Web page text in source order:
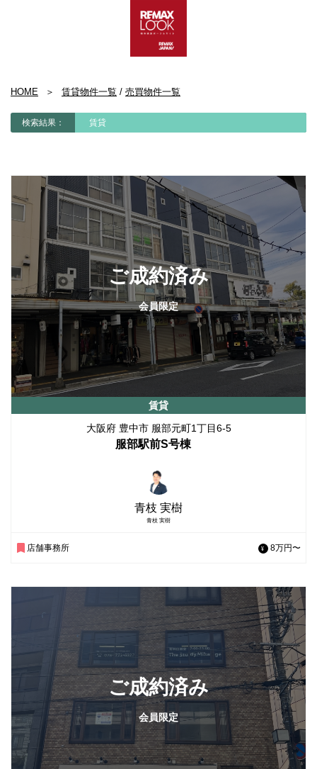
HOME 賃貸物件一覧 / 売買物件一覧
検索結果： 賃貸
ご成約済み
会員限定
賃貸
大阪府 豊中市 服部元町1丁目6-5
服部駅前S号棟
青枝 実樹
青枝 実樹
店舗事務所 8万円〜
ご成約済み
会員限定